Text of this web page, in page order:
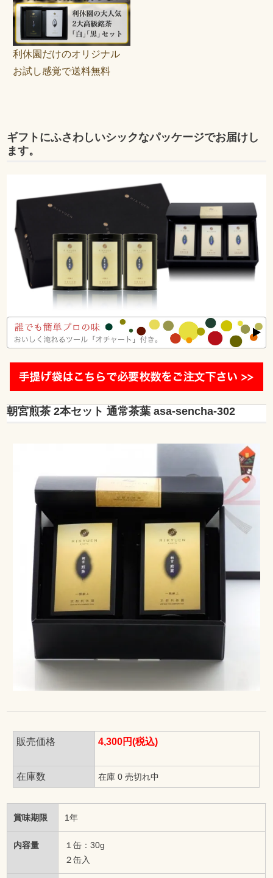
利休園だけのオリジナル
お試し感覚で送料無料
ギフトにふさわしいシックなパッケージでお届けし
ます。
朝宮煎茶 2本セット 通常茶葉 asa-sencha-302
販売価格 4,300円(税込)
在庫数 在庫 0 売切れ中
賞味期限 1年
内容量
１缶：30g
２缶入